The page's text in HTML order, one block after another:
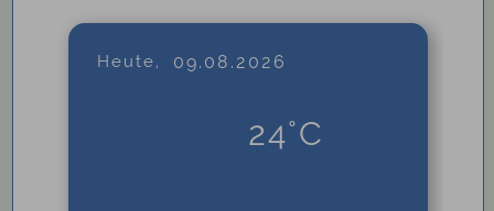
Heute, 09.08.2026
24°C